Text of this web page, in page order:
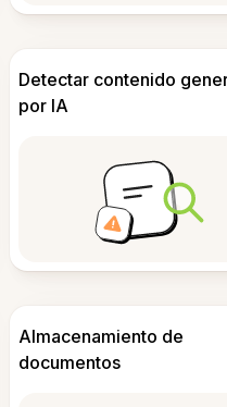
Detectar contenido
por IA
Almacenamiento de
documentos